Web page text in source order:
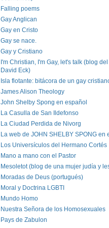
Falling poems
Gay Anglican
Gay en Cristo
Gay se nace.
Gay y Cristiano
I'm Christian, I'm Gay, let's talk (blog del
David Eck)
Isla flotante: bitácora de un gay
James Alison Theology
John Shelby Spong en español
La Casulla de San Ildefonso
La Ciudad Perdida de Nivorg
La web de JOHN SHELBY SPONG en
Los Universículos del Hermano Cortés
Mano a mano con el Pastor
Mesoletot (blog de una mujer judía y
Moradas de Deus (portugués)
Moral y Doctrina LGBTI
Mundo Homo
Nuestra Señora de los Homosexuales
Pays de Zabulon